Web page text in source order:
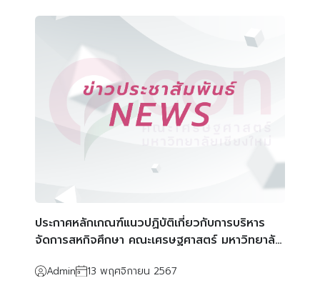
ประกาศหลักเกณฑ์แนวปฏิบัติเกี่ยวกับการบริหาร
จัดการสหกิจศึกษา คณะเศรษฐศาสตร์ มหาวิทยาลัย
Admin 13 พฤศจิกายน 2567